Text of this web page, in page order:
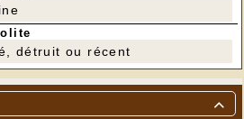

détruit ou récent